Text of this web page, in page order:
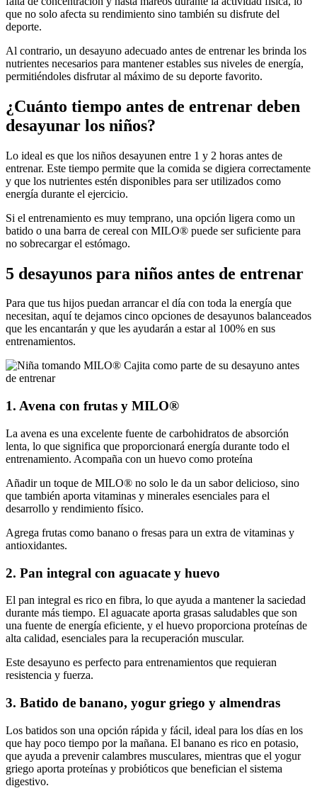
que no solo afecta su rendimiento sino también su disfrute del
deporte.
Al contrario, un desayuno adecuado antes de entrenar les brinda los
nutrientes necesarios para mantener estables sus niveles de energía,
permitiéndoles disfrutar al máximo de su deporte favorito.
¿Cuánto tiempo antes de entrenar deben
desayunar los niños?
Lo ideal es que los niños desayunen entre 1 y 2 horas antes de
entrenar. Este tiempo permite que la comida se digiera correctamente
y que los nutrientes estén disponibles para ser utilizados como
energía durante el ejercicio.
Si el entrenamiento es muy temprano, una opción ligera como un
batido o una barra de cereal con MILO® puede ser suficiente para
no sobrecargar el estómago.
5 desayunos para niños antes de entrenar
Para que tus hijos puedan arrancar el día con toda la energía que
necesitan, aquí te dejamos cinco opciones de desayunos balanceados
que les encantarán y que les ayudarán a estar al 100% en sus
entrenamientos.
1. Avena con frutas y MILO®
La avena es una excelente fuente de carbohidratos de absorción
lenta, lo que significa que proporcionará energía durante todo el
entrenamiento. Acompaña con un huevo como proteína
Añadir un toque de MILO® no solo le da un sabor delicioso, sino
que también aporta vitaminas y minerales esenciales para el
desarrollo y rendimiento físico.
Agrega frutas como banano o fresas para un extra de vitaminas y
antioxidantes.
2. Pan integral con aguacate y huevo
El pan integral es rico en fibra, lo que ayuda a mantener la saciedad
durante más tiempo. El aguacate aporta grasas saludables que son
una fuente de energía eficiente, y el huevo proporciona proteínas de
alta calidad, esenciales para la recuperación muscular.
Este desayuno es perfecto para entrenamientos que requieran
resistencia y fuerza.
3. Batido de banano, yogur griego y almendras
Los batidos son una opción rápida y fácil, ideal para los días en los
que hay poco tiempo por la mañana. El banano es rico en potasio,
que ayuda a prevenir calambres musculares, mientras que el yogur
griego aporta proteínas y probióticos que benefician el sistema
digestivo.